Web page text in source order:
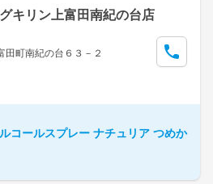
キリン上富田南紀の台店
田町南紀の台６３－２
コールスプレー ナチュリア つめか